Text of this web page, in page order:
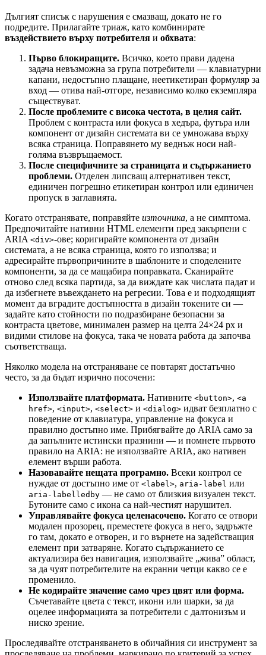
Дългият списък с нарушения е смазващ, докато не го
подредите. Прилагайте триаж, като комбинирате
въздействието върху потребителя и обхвата:
Първо блокиращите. Всичко, което прави дадена
задача невъзможна за група потребители — клавиатурни
капани, недостъпно плащане, неетикетиран формуляр за
вход — отива най-отгоре, независимо колко екземпляра
съществуват.
После проблемите с висока честота, в целия сайт.
Проблем с контраста или фокуса в хедъра, футъра или
компонент от дизайн системата ви се умножава върху
всяка страница. Поправянето му веднъж носи най-
голяма възвръщаемост.
После специфичните за страницата и съдържанието
проблеми. Отделен липсващ алтернативен текст,
единичен погрешно етикетиран контрол или единичен
пропуск в заглавията.
Когато отстранявате, поправяйте източника, а не симптома.
Предпочитайте нативни HTML елементи пред закърпени с
ARIA <div>-ове; коригирайте компонента от дизайн
системата, а не всяка страница, която го използва; и
адресирайте първопричините в шаблоните и споделените
компоненти, за да се мащабира поправката. Сканирайте
отново след всяка партида, за да виждате как числата падат и
да избегнете въвеждането на регресии. Това е и подходящият
момент да вградите достъпността в дизайн токените си —
задайте като стойности по подразбиране безопасни за
контраста цветове, минимален размер на целта 24×24 px и
видими стилове на фокуса, така че новата работа да започва
съответстваща.
Няколко модела на отстраняване се повтарят достатъчно
често, за да бъдат изрично посочени:
Използвайте платформата. Нативните <button>, <a
href>, <input>, <select> и <dialog> идват безплатно с
поведение от клавиатура, управление на фокуса и
правилно достъпно име. Прибягвайте до ARIA само за
да запълните истински празнини — и помнете първото
правило на ARIA: не използвайте ARIA, ако нативен
елемент върши работа.
Назовавайте нещата програмно. Всеки контрол се
нуждае от достъпно име от <label>, aria-label или
aria-labelledby — не само от близкия визуален текст.
Бутоните само с икона са най-честият нарушител.
Управлявайте фокуса целенасочено. Когато се отвори
модален прозорец, преместете фокуса в него, задръжте
го там, докато е отворен, и го върнете на задействащия
елемент при затваряне. Когато съдържанието се
актуализира без навигация, използвайте „жива” област,
за да чуят потребителите на екранни четци какво се е
променило.
Не кодирайте значение само чрез цвят или форма.
Съчетавайте цвета с текст, икони или шарки, за да
оцелее информацията за потребители с далтонизъм и
ниско зрение.
Проследявайте отстраняването в обичайния си инструмент за